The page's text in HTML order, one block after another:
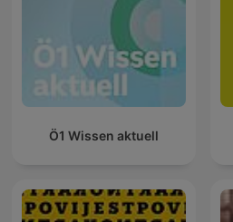
Ö1 Wissen aktuell